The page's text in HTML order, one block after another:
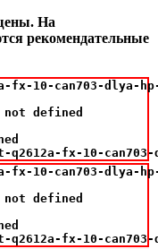
На
рекомендательные
can703-dlya-hp-lj-
not defined
q2612a-fx-10-
can703-dlya-hp-lj-
not defined
q2612a-fx-10-